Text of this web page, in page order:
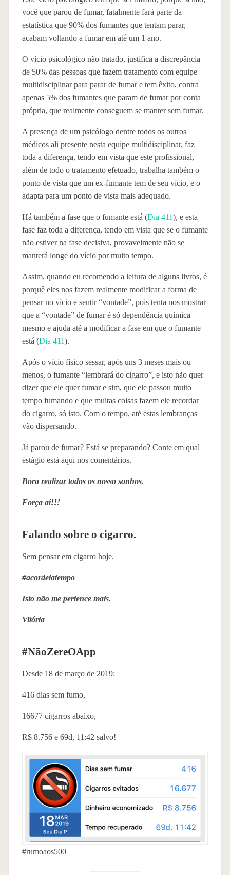
você que parou de fumar, fatalmente fará parte da
estatística que 90% dos fumantes que tentam parar,
acabam voltando a fumar em até um 1 ano.
O vício psicológico não tratado, justifica a discrepância
de 50% das pessoas que fazem tratamento com equipe
multidisciplinar para parar de fumar e tem êxito, contra
apenas 5% dos fumantes que param de fumar por conta
própria, que realmente conseguem se manter sem fumar.
A presença de um psicólogo dentre todos os outros
médicos ali presente nesta equipe multidisciplinar, faz
toda a diferença, tendo em vista que este profissional,
além de todo o tratamento efetuado, trabalha também o
ponto de vista que um ex-fumante tem de seu vício, e o
adapta para um ponto de vista mais adequado.
Há também a fase que o fumante está (Dia 411), e esta
fase faz toda a diferença, tendo em vista que se o fumante
não estiver na fase decisiva, provavelmente não se
manterá longe do vício por muito tempo.
Assim, quando eu recomendo a leitura de alguns livros, é
porquê eles nos fazem realmente modificar a forma de
pensar no vício e sentir “vontade”, pois tenta nos mostrar
que a “vontade” de fumar é só dependência química
mesmo e ajuda até a modificar a fase em que o fumante
está (Dia 411).
Após o vício físico sessar, após uns 3 meses mais ou
menos, o fumante “lembrará do cigarro”, e isto não quer
dizer que ele quer fumar e sim, que ele passou muito
tempo fumando e que muitas coisas fazem ele recordar
do cigarro, só isto. Com o tempo, até estas lembranças
vão dispersando.
Já parou de fumar? Está se preparando? Conte em qual
estágio está aqui nos comentários.
Bora realizar todos os nosso sonhos.
Força aí!!!
Falando sobre o cigarro.
Sem pensar em cigarro hoje.
#acordeiatempo
Isto não me pertence mais.
Vitória
#NãoZereOApp
Desde 18 de março de 2019:
416 dias sem fumo,
16677 cigarros abaixo,
R$ 8.756 e 69d, 11:42 salvo!
#rumoaos500